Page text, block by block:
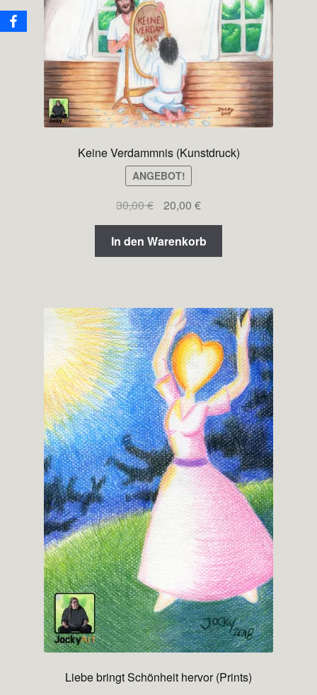
Keine Verdammnis (Kunstdruck)
ANGEBOT!
30,00€
Ursprünglicher
Preis
war:
30,00 €
20,00 €Aktueller
Preis
ist:
20,00 €.
In den Warenkorb
Liebe bringt Schönheit hervor (Prints)